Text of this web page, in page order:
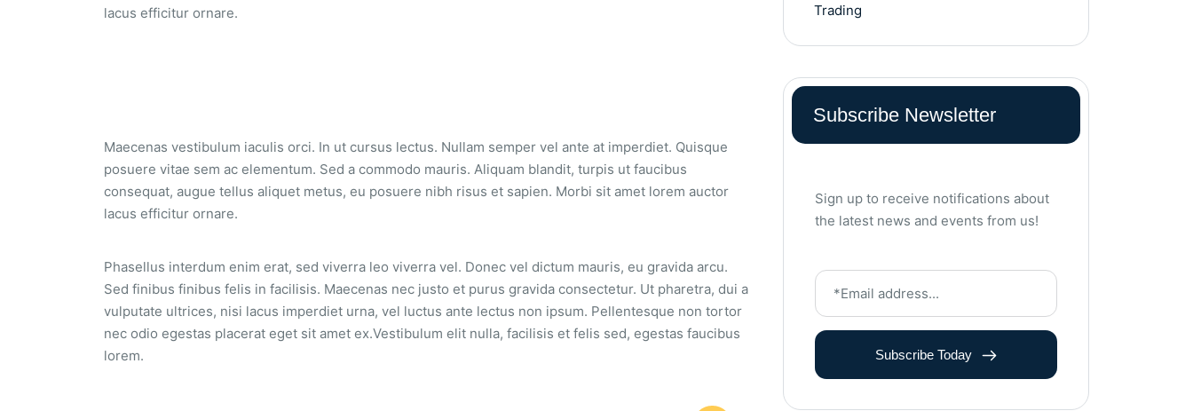
lacus efficitur ornare.
Maecenas vestibulum iaculis orci. In ut cursus lectus. Nullam semper vel ante at imperdiet. Quisque
posuere vitae sem ac elementum. Sed a commodo mauris. Aliquam blandit, turpis ut faucibus
consequat, augue tellus aliquet metus, eu posuere nibh risus et sapien. Morbi sit amet lorem auctor
lacus efficitur ornare.
Phasellus interdum enim erat, sed viverra leo viverra vel. Donec vel dictum mauris, eu gravida arcu.
Sed finibus finibus felis in facilisis. Maecenas nec justo et purus gravida consectetur. Ut pharetra, dui a
vulputate ultrices, nisi lacus imperdiet urna, vel luctus ante lectus non ipsum. Pellentesque non tortor
nec odio egestas placerat eget sit amet ex.Vestibulum elit nulla, facilisis et felis sed, egestas faucibus
lorem.
Trading
Subscribe Newsletter
Sign up to receive notifications about
the latest news and events from us!
Subscribe Today